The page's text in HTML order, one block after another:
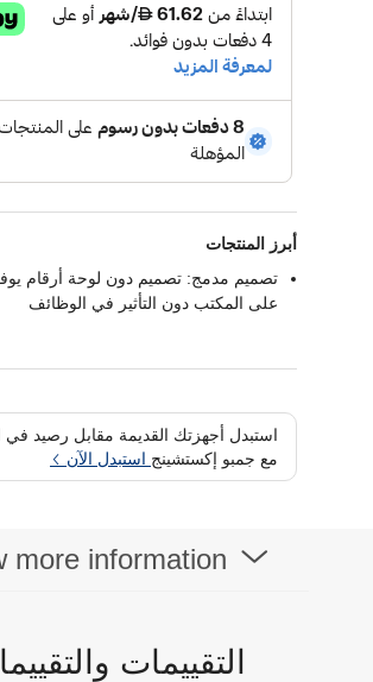
أبرز المنتجات
تصميم مدمج: تصميم دون لوحة أرقام
على المكتب دون التأثير في الوظائف
استبدل أجهزتك القديمة مقابل رصيد في
مع جمبو إكستشينج استبدل الآن
more information
التقييمات